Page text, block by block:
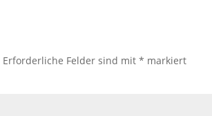
Erforderliche Felder sind mit* markiert